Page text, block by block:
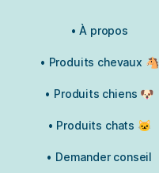
• À propos
• Produits chevaux 🐴
• Produits chiens 🐶
• Produits chats 🐱
• Demander conseil